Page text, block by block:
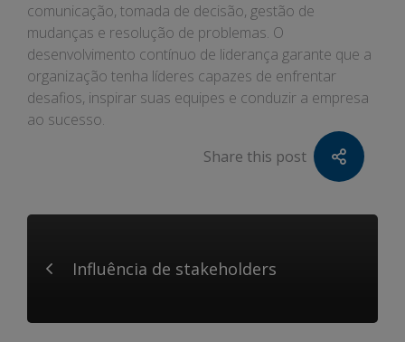
comunicação, tomada de decisão, gestão de
mudanças e resolução de problemas. O
desenvolvimento contínuo de liderança garante que a
organização tenha líderes capazes de enfrentar
desafios, inspirar suas equipes e conduzir a empresa
ao sucesso.
Share this post
Influência de stakeholders